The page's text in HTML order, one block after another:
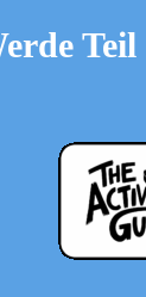
Teil